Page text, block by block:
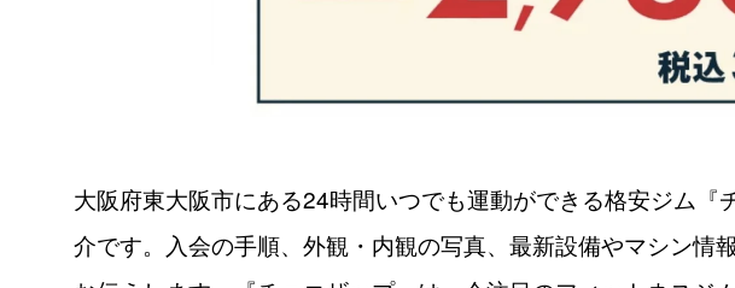
大阪府東大阪市にある24時間いつでも運動ができる格安ジム『
介です。入会の手順、外観・内観の写真、最新設備やマシン情